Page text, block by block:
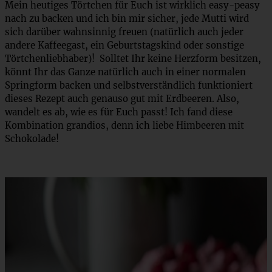
Mein heutiges Törtchen für Euch ist wirklich easy-peasy
nach zu backen und ich bin mir sicher, jede Mutti wird
sich darüber wahnsinnig freuen (natürlich auch jeder
andere Kaffeegast, ein Geburtstagskind oder sonstige
Törtchenliebhaber)! Solltet Ihr keine Herzform besitzen,
könnt Ihr das Ganze natürlich auch in einer normalen
Springform backen und selbstverständlich funktioniert
dieses Rezept auch genauso gut mit Erdbeeren. Also,
wandelt es ab, wie es für Euch passt! Ich fand diese
Kombination grandios, denn ich liebe Himbeeren mit
Schokolade!